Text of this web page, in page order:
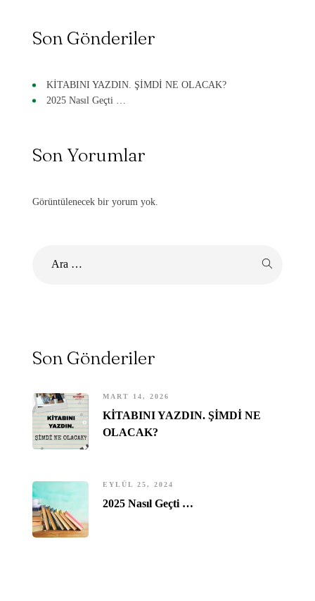
Son Gönderiler
KİTABINI YAZDIN. ŞİMDİ NE OLACAK?
2025 Nasıl Geçti …
Son Yorumlar
Görüntülenecek bir yorum yok.
Son Gönderiler
KİTABINI YAZDIN. ŞİMDİ NE
OLACAK?
MART 14, 2026
2025 Nasıl Geçti …
EYLÜL 25, 2024